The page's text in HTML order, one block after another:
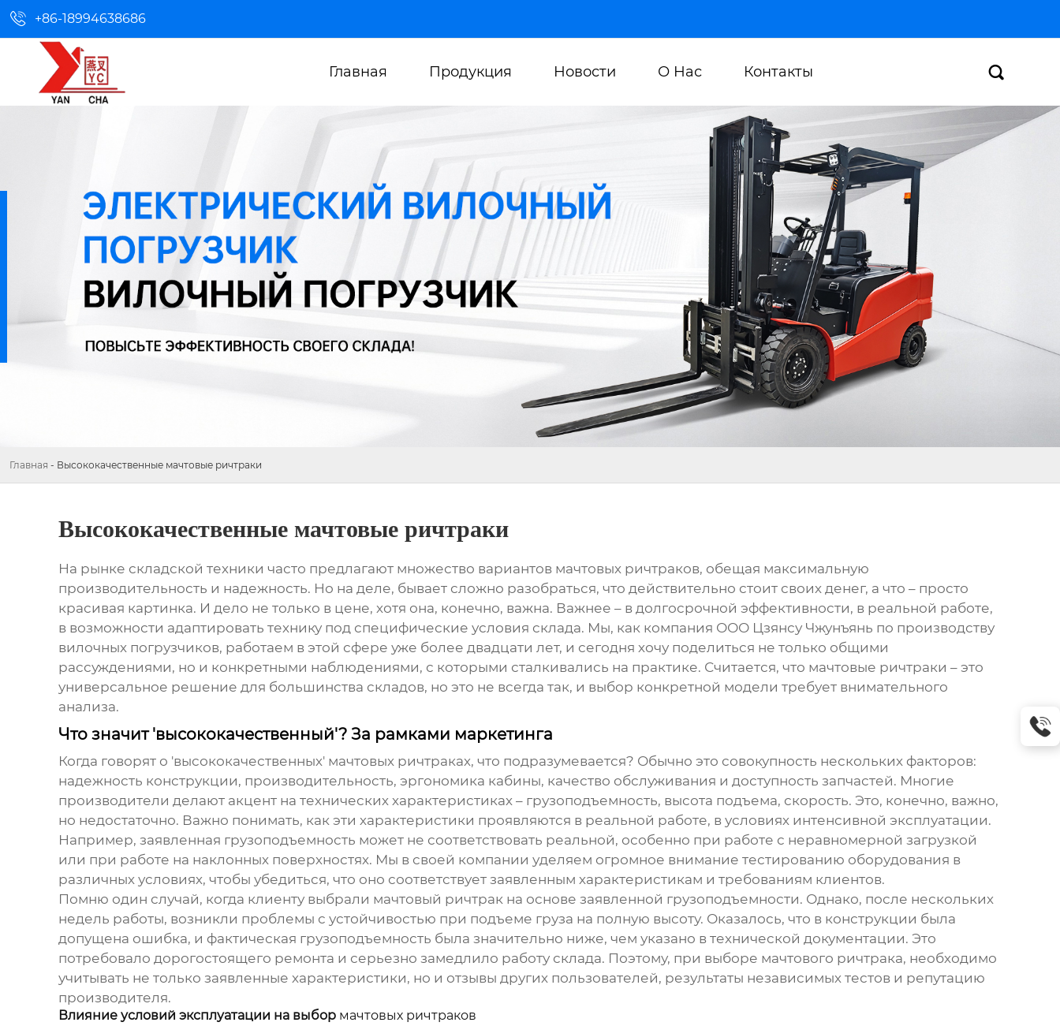
 +86-18994638686
Главная Продукция Новости О Нас Контакты 
Главная - Высококачественные мачтовые ричтраки
Высококачественные мачтовые ричтраки
На рынке складской техники часто предлагают множество вариантов мачтовых ричтраков, обещая максимальную
производительность и надежность. Но на деле, бывает сложно разобраться, что действительно стоит своих денег, а что – просто
красивая картинка. И дело не только в цене, хотя она, конечно, важна. Важнее – в долгосрочной эффективности, в реальной работе,
в возможности адаптировать технику под специфические условия склада. Мы, как компания ООО Цзянсу Чжунъянь по производству
вилочных погрузчиков, работаем в этой сфере уже более двадцати лет, и сегодня хочу поделиться не только общими
рассуждениями, но и конкретными наблюдениями, с которыми сталкивались на практике. Считается, что мачтовые ричтраки – это
универсальное решение для большинства складов, но это не всегда так, и выбор конкретной модели требует внимательного
анализа.
Что значит 'высококачественный'? За рамками маркетинга
Когда говорят о 'высококачественных' мачтовых ричтраках, что подразумевается? Обычно это совокупность нескольких факторов:
надежность конструкции, производительность, эргономика кабины, качество обслуживания и доступность запчастей. Многие
производители делают акцент на технических характеристиках – грузоподъемность, высота подъема, скорость. Это, конечно, важно,
но недостаточно. Важно понимать, как эти характеристики проявляются в реальной работе, в условиях интенсивной эксплуатации.
Например, заявленная грузоподъемность может не соответствовать реальной, особенно при работе с неравномерной загрузкой
или при работе на наклонных поверхностях. Мы в своей компании уделяем огромное внимание тестированию оборудования в
различных условиях, чтобы убедиться, что оно соответствует заявленным характеристикам и требованиям клиентов.
Помню один случай, когда клиенту выбрали мачтовый ричтрак на основе заявленной грузоподъемности. Однако, после нескольких
недель работы, возникли проблемы с устойчивостью при подъеме груза на полную высоту. Оказалось, что в конструкции была
допущена ошибка, и фактическая грузоподъемность была значительно ниже, чем указано в технической документации. Это
потребовало дорогостоящего ремонта и серьезно замедлило работу склада. Поэтому, при выборе мачтового ричтрака, необходимо
учитывать не только заявленные характеристики, но и отзывы других пользователей, результаты независимых тестов и репутацию
производителя.
Влияние условий эксплуатации на выбор мачтовых ричтраков